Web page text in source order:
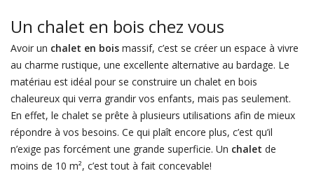
Un chalet en bois chez vous
Avoir un chalet en boismassif, c’est se créer un espace à vivre
au charme rustique, une excellente alternative au bardage. Le
matériau est idéal pour se construire un chalet en bois
chaleureux qui verra grandir vos enfants, mais pas seulement.
En effet, le chalet se prête à plusieurs utilisations afin de mieux
répondre à vos besoins. Ce qui plaît encore plus, c’est qu’il
n’exige pas forcément une grande superficie. Un chalet de
moins de 10 m², c’est tout à fait concevable!